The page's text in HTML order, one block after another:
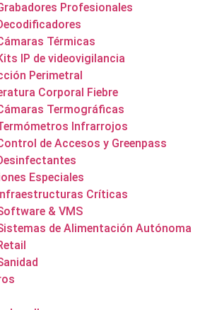
Profesionales
Térmicas
IP de videovigilancia
Perimetral
Corporal Fiebre
Termográficas
Infrarrojos
de Accesos y Greenpass
Especiales
Críticas
& VMS
de Alimentación Autónoma